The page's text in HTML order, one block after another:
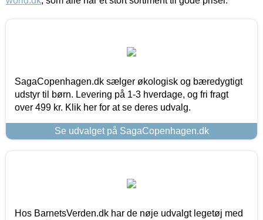
SagaCopenhagen.dk sælger økologisk og bæredygtigt
udstyr til børn. Levering på 1-3 hverdage, og fri fragt
over 499 kr. Klik her for at se deres udvalg.
Se udvalget på SagaCopenhagen.dk
Hos BarnetsVerden.dk har de nøje udvalgt legetøj med